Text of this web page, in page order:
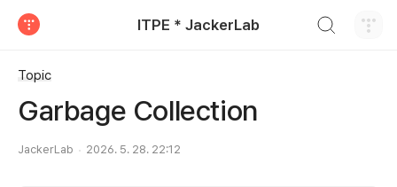
ITPE * JackerLab
Topic
Garbage Collection
JackerLab 2026. 5. 28. 22:12